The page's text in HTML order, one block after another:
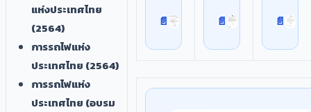
แห่งประเทศไทย
(2564)
การรถไฟแห่ง
ประเทศไทย (2564)
การรถไฟแห่ง
ประเทศไทย (อบรม